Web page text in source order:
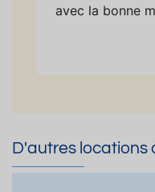
avec la bonne
D'autres locations